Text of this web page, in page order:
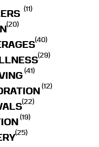
(11)
(20)
(40)
(29)
(41)
(12)
(22)
(19)
(25)